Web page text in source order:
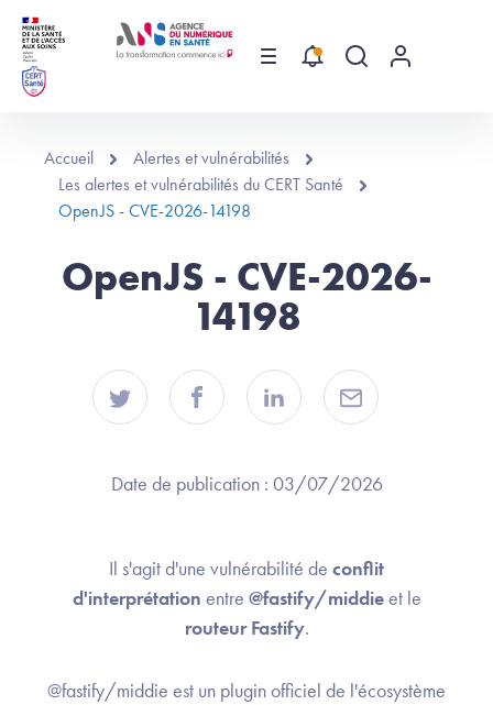
Aller au contenu principal
Menu Recherche
Menu
Accueil
Alertes et vulnérabilités
Les alertes et vulnérabilités du CERT Santé
OpenJS - CVE-2026-14198
OpenJS - CVE-2026-
14198
Date de publication : 03/07/2026
Il s'agit d'une vulnérabilité de conflit
d'interprétation entre @fastify/middieet le
routeur Fastify.
@fastify/middie est un plugin officiel de l'écosystème